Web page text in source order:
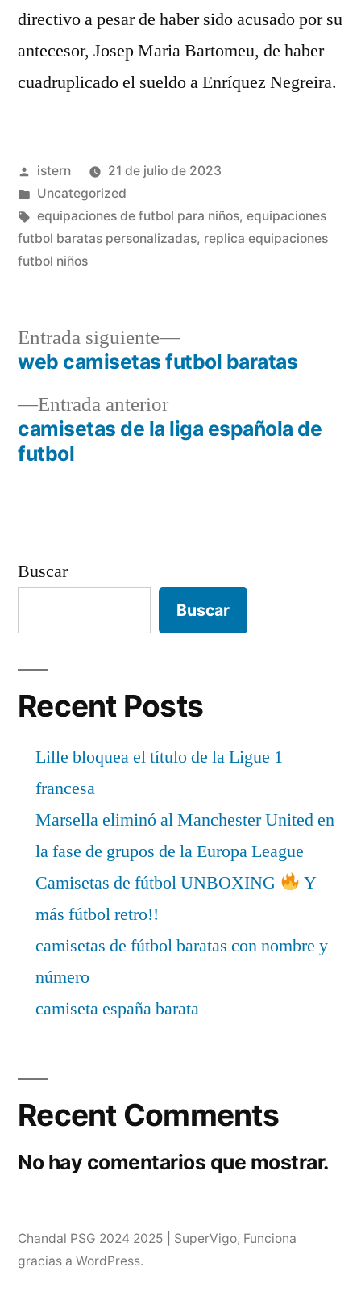
directivo a pesar de haber sido acusado por su
antecesor, Josep Maria Bartomeu, de haber
cuadruplicado el sueldo a Enríquez Negreira.
Publicado
por
istern
21 de julio de 2023
Publicado
en
Uncategorized
Etiquetas:
equipaciones de futbol para niños, equipaciones
futbol baratas personalizadas, replica equipaciones
futbol niños
Navegación
de
entradas
Entrada anteriorEntrada
anterior:
camisetas de la liga española de
futbol
Entrada siguiente
Entrada
siguiente:
web camisetas futbol baratas
Buscar
Buscar
Recent Posts
Lille bloquea el título de la Ligue 1
francesa
Marsella eliminó al Manchester United en
la fase de grupos de la Europa League
Camisetas de fútbol UNBOXING
Y
más fútbol retro!!
camisetas de fútbol baratas con nombre y
número
camiseta españa barata
Recent Comments
No hay comentarios que mostrar.
Chandal PSG 2024 2025 | SuperVigo, Funciona
gracias a WordPress.